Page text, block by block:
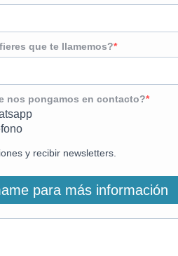
que te llamemos?
nos pongamos en contacto?
y recibir newsletters.
para más información